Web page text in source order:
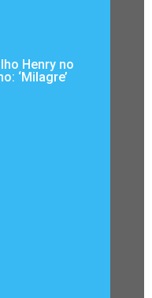
Henry no
‘Milagre’